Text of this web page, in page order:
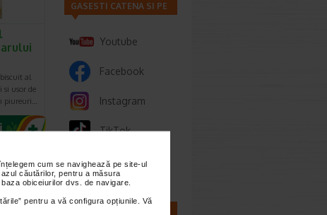
cum se navighează pe site-ul
căutărilor, pentru a măsura
obiceiurilor dvs. de navigare.
pentru a vă configura opțiunile. Vă
al
si usor de
piureuri…
GASESTI CATENA SI PE
Youtube
Facebook
Instagram
TikTok
Whatsapp